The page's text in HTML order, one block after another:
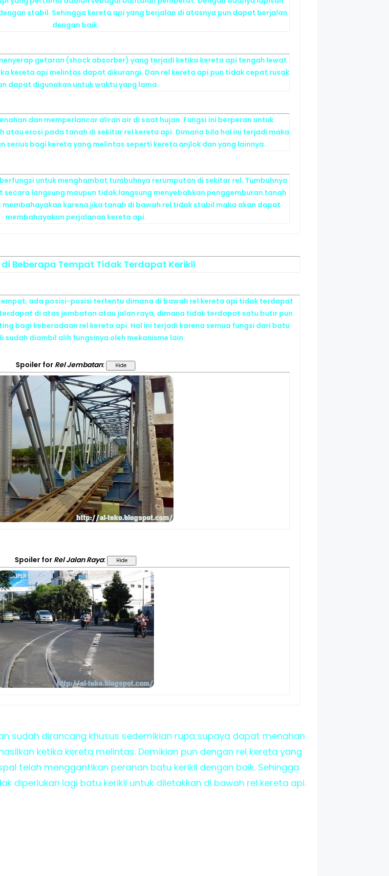
stabil. Sehingga kereta api yang berjalan di atasnya pun dapat berjalan
dengan baik.
getaran (shock absorber) yang terjadi ketika kereta api tengah lewat.
kereta api melintas dapat dikurangi. Dan rel kereta api pun tidak cepat rusak
dapat digunakan untuk waktu yang lama.
dan memperlancar aliran air di saat hujan. Fungsi ini berperan untuk
atau erosi pada tanah di sekitar rel kereta api. Dimana bila hal ini terjadi maka
serius bagi kereta yang melintas seperti kereta anjlok dan yang lainnya.
untuk menghambat tumbuhnya rerumputan di sekitar rel. Tumbuhnya
langsung maupun tidak langsung menyebabkan penggemburan tanah
karena jika tanah di bawah rel tidak stabil maka akan dapat
membahayakan perjalanan kereta api.
Beberapa Tempat Tidak Terdapat Kerikil
ada posisi-posisi tertentu dimana di bawah rel kereta api tidak terdapat
di atas jembatan atau jalan raya, dimana tidak terdapat satu butir pun
bagi keberadaan rel kereta api. Hal ini terjadi karena semua fungsi dari batu
sudah diambil alih fungsinya oleh mekanisme lain.
Spoiler for Rel Jembatan:
Spoiler for Rel Jalan Raya:
sudah dirancang khusus sedemikian rupa supaya dapat menahan
ketika kereta melintas. Demikian pun dengan rel kereta yang
telah menggantikan peranan batu kerikil dengan baik. Sehingga
lagi batu kerikil untuk diletakkan di bawah rel kereta api.